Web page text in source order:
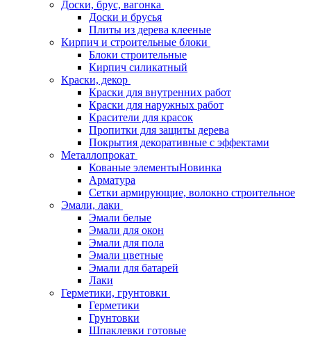
Доски, брус, вагонка
Доски и брусья
Плиты из дерева клееные
Кирпич и строительные блоки
Блоки строительные
Кирпич силикатный
Краски, декор
Краски для внутренних работ
Краски для наружных работ
Красители для красок
Пропитки для защиты дерева
Покрытия декоративные с эффектами
Металлопрокат
Кованые элементыНовинка
Арматура
Сетки армирующие, волокно строительное
Эмали, лаки
Эмали белые
Эмали для окон
Эмали для пола
Эмали цветные
Эмали для батарей
Лаки
Герметики, грунтовки
Герметики
Грунтовки
Шпаклевки готовые